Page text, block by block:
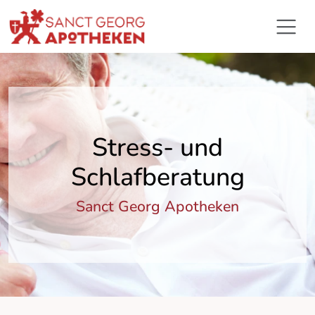
Stress- und
Schlafberatung
Sanct Georg Apotheken